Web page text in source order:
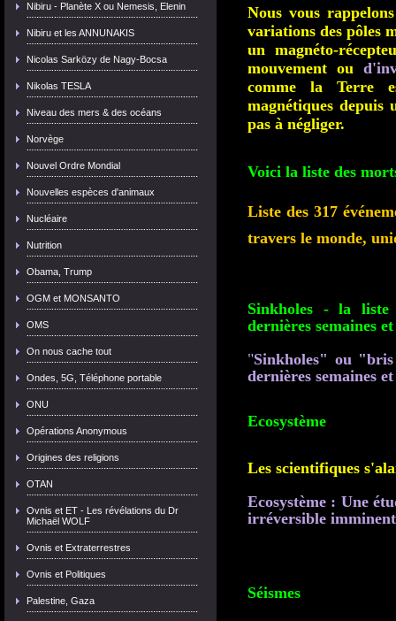
Nibiru - Planète X ou Nemesis, Elenin
Nibiru et les ANNUNAKIS
Nicolas Sarközy de Nagy-Bocsa
Nikolas TESLA
Niveau des mers & des océans
Norvège
Nouvel Ordre Mondial
Nouvelles espèces d'animaux
Nucléaire
Nutrition
Obama, Trump
OGM et MONSANTO
OMS
On nous cache tout
Ondes, 5G, Téléphone portable
ONU
Opérations Anonymous
Origines des religions
OTAN
Ovnis et ET - Les révélations du Dr
Michaël WOLF
Ovnis et Extraterrestres
Ovnis et Politiques
Palestine, Gaza
Nous vous
variations des pôles
un magnéto-
mouvement ou
comme la Terre
magnétiques depuis
pas à négliger.
Voici la liste des
Liste des 317
travers le monde,
Sinkholes - la
dernières semaines
"Sinkholes" ou
dernières semaines
Ecosystème
Les scientifiques
Ecosystème : Une
irréversible imminent
Séismes